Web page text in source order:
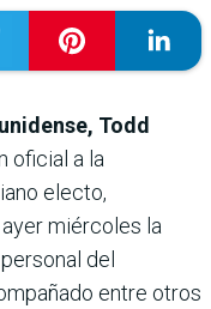
Todd
oficial a la
electo,
miércoles la
del
entre otros